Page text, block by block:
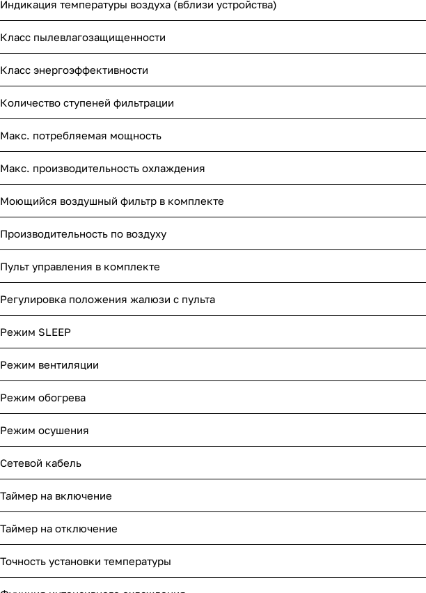
Индикация температуры воздуха (вблизи устройства)
Класс пылевлагозащищенности
Класс энергоэффективности
Количество ступеней фильтрации
Макс. потребляемая мощность
Макс. производительность охлаждения
Моющийся воздушный фильтр в комплекте
Производительность по воздуху
Пульт управления в комплекте
Регулировка положения жалюзи с пульта
Режим SLEEP
Режим вентиляции
Режим обогрева
Режим осушения
Сетевой кабель
Таймер на включение
Таймер на отключение
Точность установки температуры